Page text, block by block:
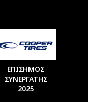
ΕΠΙΣΗΜΟΣ
ΣΥΝΕΡΓΑΤΗΣ
2025